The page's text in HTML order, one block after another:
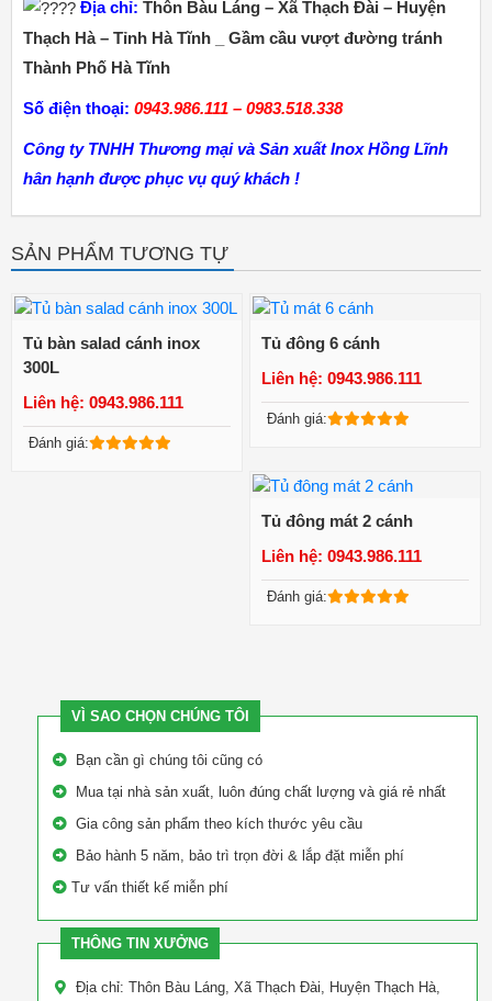
Địa chỉ: Thôn Bàu Láng – Xã Thạch Đài – Huyện
Thạch Hà – Tỉnh Hà Tĩnh _ Gầm cầu vượt đường tránh
Thành Phố Hà Tĩnh
Số điện thoại: 0943.986.111 – 0983.518.338
Công ty TNHH Thương mại và Sản xuất Inox Hồng Lĩnh
hân hạnh được phục vụ quý khách !
SẢN PHẨM TƯƠNG TỰ
Xem chi tiết
Tủ bàn salad cánh inox
300L
Liên hệ: 0943.986.111
Đánh giá:
Xem chi tiết
Tủ đông 6 cánh
Liên hệ: 0943.986.111
Đánh giá:
Xem chi tiết
Tủ đông mát 2 cánh
Liên hệ: 0943.986.111
Đánh giá:
VÌ SAO CHỌN CHÚNG TÔI
Bạn cần gì chúng tôi cũng có
Mua tại nhà sản xuất, luôn đúng chất lượng và giá rẻ nhất
Gia công sản phẩm theo kích thước yêu cầu
Bảo hành 5 năm, bảo trì trọn đời & lắp đặt miễn phí
Tư vấn thiết kế miễn phí
THÔNG TIN XƯỞNG
Địa chỉ: Thôn Bàu Láng, Xã Thạch Đài, Huyện Thạch Hà,